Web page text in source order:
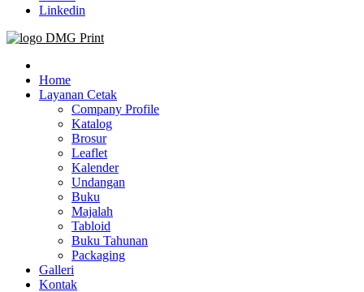
Linkedin
Jasa Cetak Online DMG Printing
Home
Layanan Cetak
Company Profile
Katalog
Brosur
Leaflet
Kalender
Undangan
Buku
Majalah
Tabloid
Buku Tahunan
Packaging
Galleri
Kontak